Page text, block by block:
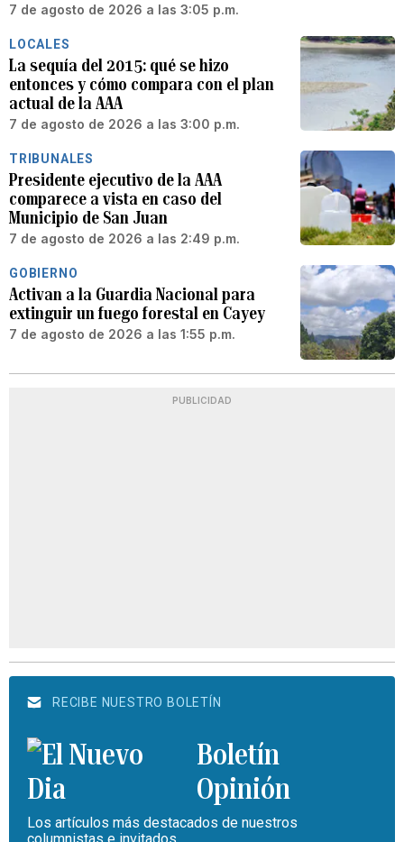
7 de agosto de 2026 a las 3:05 p.m.
LOCALES
La sequía del 2015: qué se hizo
entonces y cómo compara con el plan
actual de la AAA
7 de agosto de 2026 a las 3:00 p.m.
TRIBUNALES
Presidente ejecutivo de la AAA
comparece a vista en caso del
Municipio de San Juan
7 de agosto de 2026 a las 2:49 p.m.
GOBIERNO
Activan a la Guardia Nacional para
extinguir un fuego forestal en Cayey
7 de agosto de 2026 a las 1:55 p.m.
PUBLICIDAD
RECIBE NUESTRO BOLETÍN
Boletín
Opinión
Los artículos más destacados de nuestros